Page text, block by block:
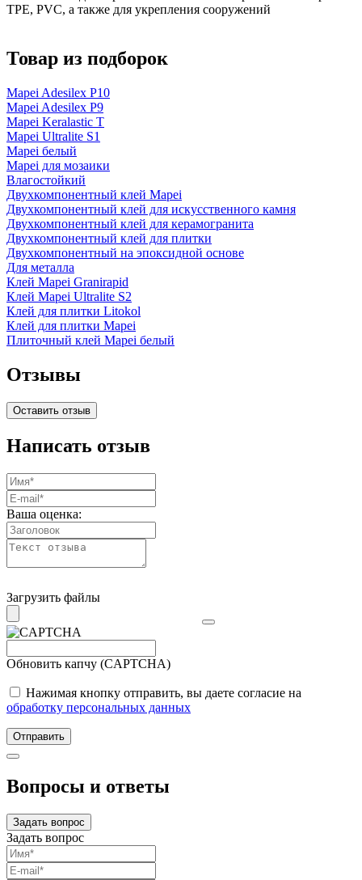
TPE, PVC, а также для укрепления сооружений
Товар из подборок
Mapei Adesilex P10
Mapei Adesilex P9
Mapei Keralastic T
Mapei Ultralite S1
Mapei белый
Mapei для мозаики
Влагостойкий
Двухкомпонентный клей Mapei
Двухкомпонентный клей для искусственного камня
Двухкомпонентный клей для керамогранита
Двухкомпонентный клей для плитки
Двухкомпонентный на эпоксидной основе
Для металла
Клей Mapei Granirapid
Клей Mapei Ultralite S2
Клей для плитки Litokol
Клей для плитки Mapei
Плиточный клей Mapei белый
Отзывы
Оставить отзыв
Написать отзыв
Ваша оценка:
Загрузить файлы
Обновить капчу (CAPTCHA)
Нажимая кнопку отправить, вы даете согласие на
обработку персональных данных
Отправить
Вопросы и ответы
Задать вопрос
Задать вопрос